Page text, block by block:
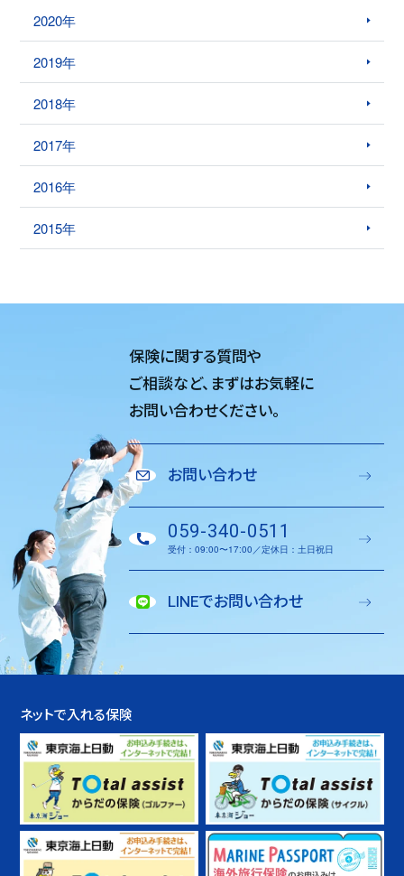
2020年
2019年
2018年
2017年
2016年
2015年
保険に関する質問や
ご相談など、 まずはお気軽に
お問い合わせください。
お問い合わせ
059-340-0511
受付：09:00〜17:00／定休日：土日祝日
LINEでお問い合わせ
ネットで入れる保険